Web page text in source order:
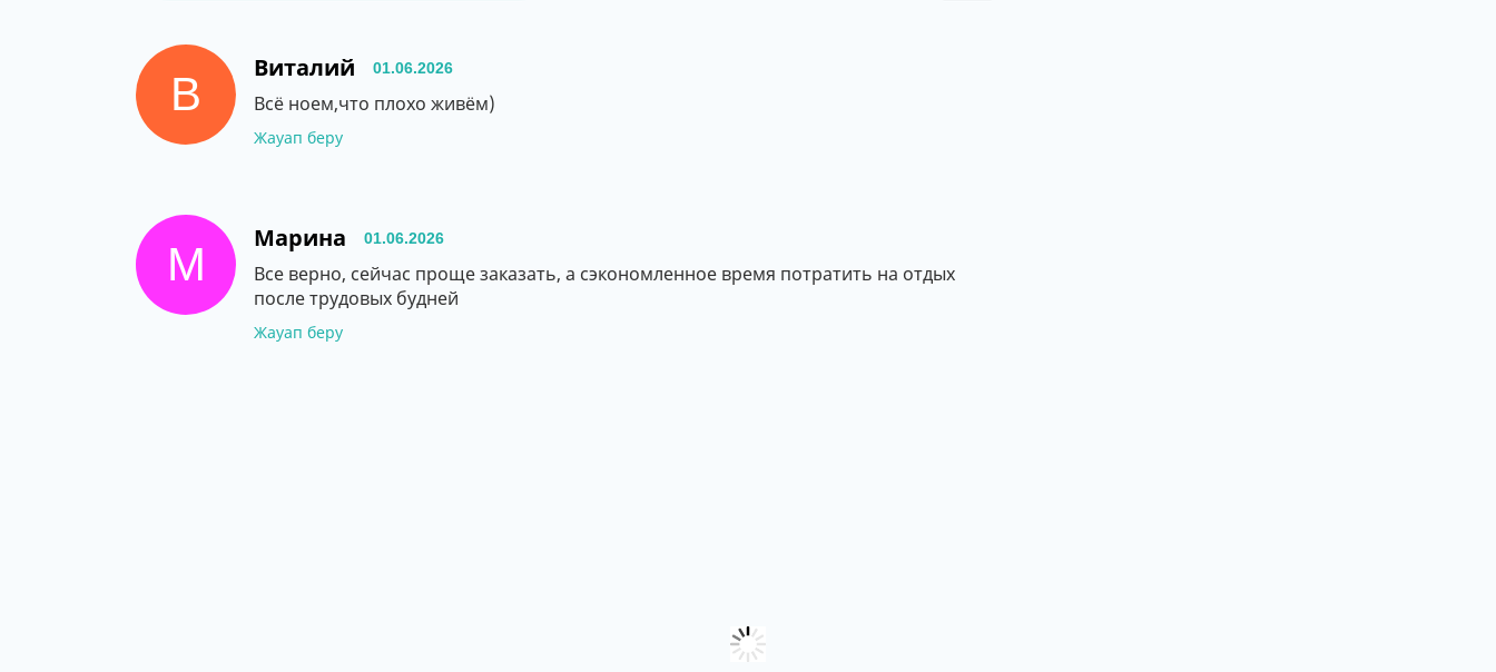
В
Виталий 01.06.2026
Всё ноем,что плохо живём)
Жауап беру
М
Марина 01.06.2026
Все верно, сейчас проще заказать, а сэкономленное время потратить на отдых
после трудовых будней
Жауап беру